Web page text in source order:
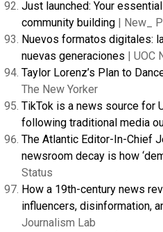
Just launched: Your
community building | New_
Nuevos formatos digitales:
nuevas generaciones | UOC
Taylor Lorenz’s Plan to
The New Yorker
TikTok is a news source for
following traditional media
The Atlantic Editor-In-Chief
newsroom decay is how
Status
How a 19th-century news
influencers, disinformation,
Journalism Lab